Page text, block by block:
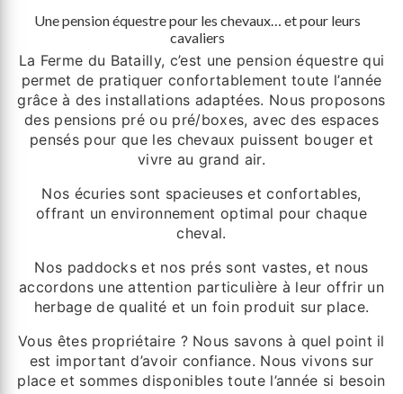
Une pension équestre pour les chevaux… et pour leurs
cavaliers
La Ferme du Batailly, c’est une pension équestre qui
permet de pratiquer confortablement toute l’année
grâce à des installations adaptées. Nous proposons
des pensions pré ou pré/boxes, avec des espaces
pensés pour que les chevaux puissent bouger et
vivre au grand air.
Nos écuries sont spacieuses et confortables,
offrant un environnement optimal pour chaque
cheval.
Nos paddocks et nos prés sont vastes, et nous
accordons une attention particulière à leur offrir un
herbage de qualité et un foin produit sur place.
Vous êtes propriétaire ? Nous savons à quel point il
est important d’avoir confiance. Nous vivons sur
place et sommes disponibles toute l’année si besoin